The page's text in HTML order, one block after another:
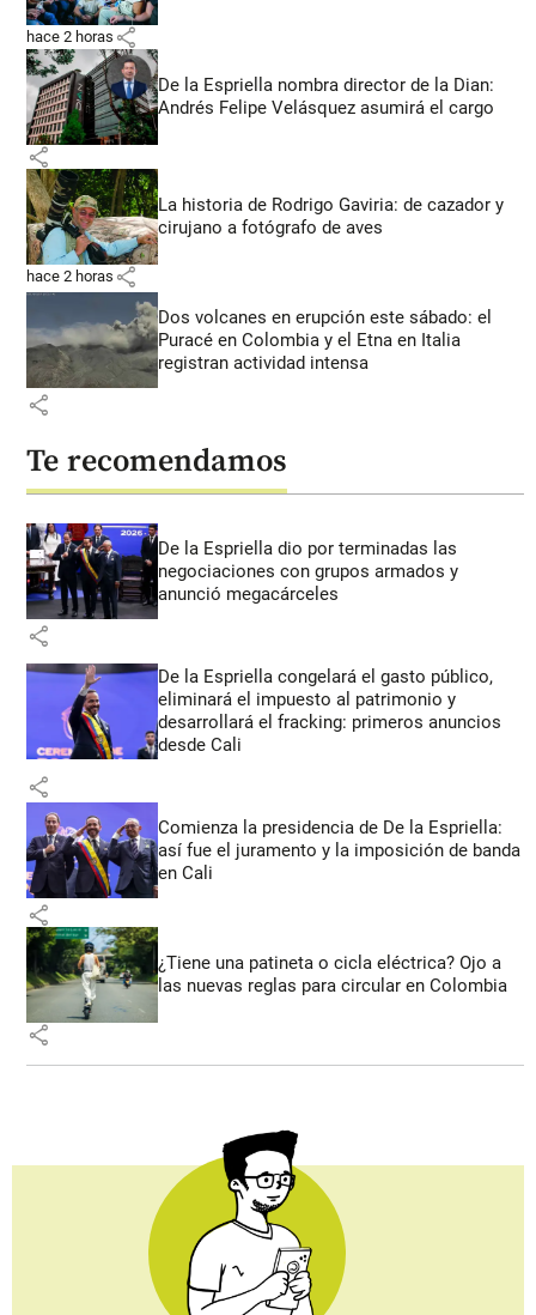
hace 2 horas share
De la Espriella nombra director de la Dian:
Andrés Felipe Velásquez asumirá el cargo
share
La historia de Rodrigo Gaviria: de cazador y
cirujano a fotógrafo de aves
hace 2 horas share
Dos volcanes en erupción este sábado: el
Puracé en Colombia y el Etna en Italia
registran actividad intensa
share
Te recomendamos
De la Espriella dio por terminadas las
negociaciones con grupos armados y
anunció megacárceles
share
De la Espriella congelará el gasto público,
eliminará el impuesto al patrimonio y
desarrollará el fracking: primeros anuncios
desde Cali
share
Comienza la presidencia de De la Espriella:
así fue el juramento y la imposición de banda
en Cali
share
¿Tiene una patineta o cicla eléctrica? Ojo a
las nuevas reglas para circular en Colombia
share